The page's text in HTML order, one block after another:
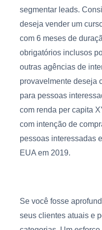
segmentar leads.
deseja vender um
com 6 meses de
obrigatórios inclusos
outras agências de
provavelmente deseja
para pessoas
com renda per capita
com intenção de
pessoas interessadas
EUA em 2019.
Se você fosse
seus clientes atuais e